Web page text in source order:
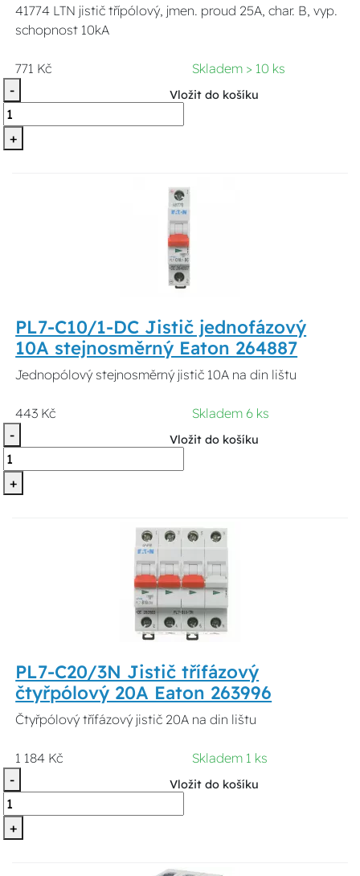
41774 LTN jistič třípólový, jmen. proud 25A, char. B, vyp.
schopnost 10kA
771 Kč
Skladem > 10 ks
-
+
Vložit do košíku
PL7-C10/1-DC Jistič jednofázový
10A stejnosměrný Eaton 264887
Jednopólový stejnosměrný jistič 10A na din lištu
443 Kč
Skladem 6 ks
-
+
Vložit do košíku
PL7-C20/3N Jistič třífázový
čtyřpólový 20A Eaton 263996
Čtyřpólový třífázový jistič 20A na din lištu
1 184 Kč
Skladem 1 ks
-
+
Vložit do košíku